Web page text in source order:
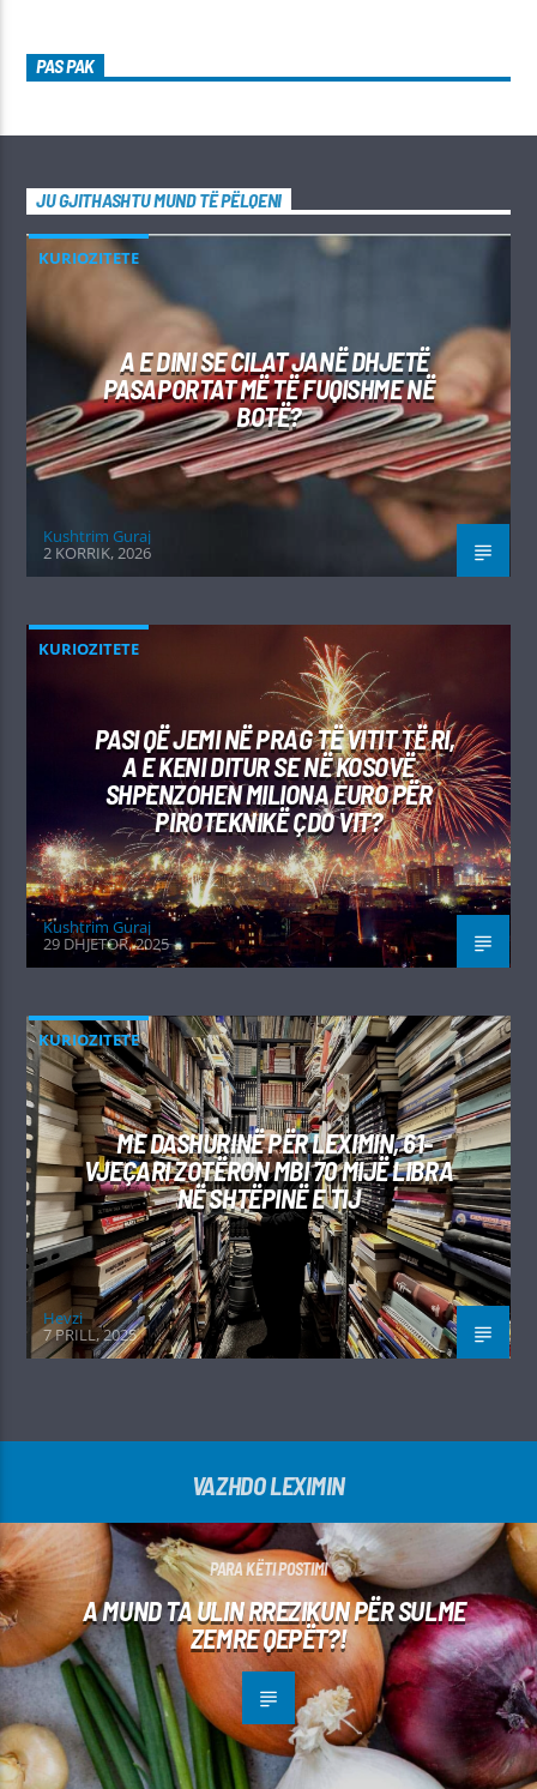
PAS PAK
JU GJITHASHTU MUND TË PËLQENI
KURIOZITETE
A E DINI SE CILAT JANË DHJETË
PASAPORTAT MË TË FUQISHME NË
BOTË?
Kushtrim Guraj
2 KORRIK, 2026
KURIOZITETE
PASI QË JEMI NË PRAG TË VITIT TË RI,
A E KENI DITUR SE NË KOSOVË
SHPENZOHEN MILIONA EURO PËR
PIROTEKNIKË ÇDO VIT?
Kushtrim Guraj
29 DHJETOR, 2025
KURIOZITETE
ME DASHURINË PËR LEXIMIN, 61-
VJEÇARI ZOTËRON MBI 70 MIJË LIBRA
NË SHTËPINË E TIJ
Hevzi
7 PRILL, 2025
VAZHDO LEXIMIN
PARA KËTI POSTIMI
A MUND TA ULIN RREZIKUN PËR SULME
ZEMRE QEPËT?!